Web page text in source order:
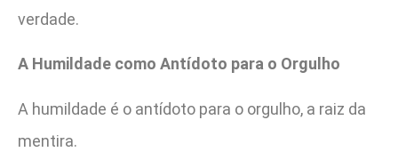
verdade.
A Humildade como Antídoto para o Orgulho
A humildade é o antídoto para o orgulho, a raiz da
mentira.